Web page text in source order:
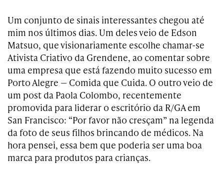
Um conjunto de sinais interessantes chegou até
mim nos últimos dias. Um deles veio de Edson
Matsuo, que visionariamente escolhe chamar-se
Ativista Criativo da Grendene, ao comentar sobre
uma empresa que está fazendo muito sucesso em
Porto Alegre — Comida que Cuida. O outro veio de
um post da Paola Colombo, recentemente
promovida para liderar o escritório da R/GA em
San Francisco: “Por favor não cresçam” na legenda
da foto de seus filhos brincando de médicos. Na
hora pensei, essa bem que poderia ser uma boa
marca para produtos para crianças.